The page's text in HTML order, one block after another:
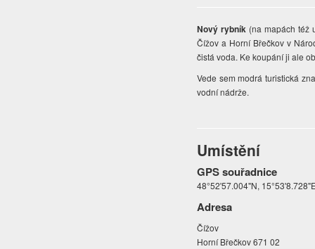
Nový rybník (na mapách též
Čížov a Horní Břečkov v
čistá voda. Ke koupání ji ale
Vede sem modrá turistická
vodní nádrže.
Umístění
GPS souřadnice
48°52'57.004"N,
Adresa
Čížov
Horní Břečkov 671 02